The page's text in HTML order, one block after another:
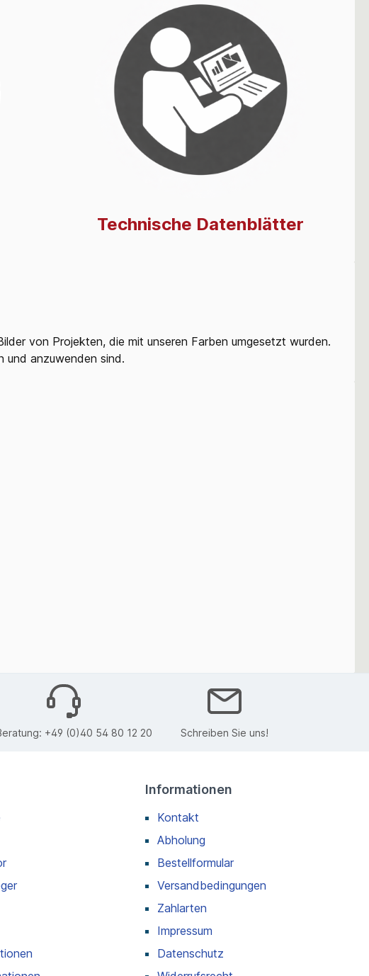
Technische Datenblätter
von Projekten, die mit unseren Farben umgesetzt wurden.
und anzuwenden sind.
+49 (0)40 54 80 12 20 Schreiben Sie uns!
Informationen
Kontakt
Abholung
Bestellformular
Versandbedingungen
Zahlarten
Impressum
Datenschutz